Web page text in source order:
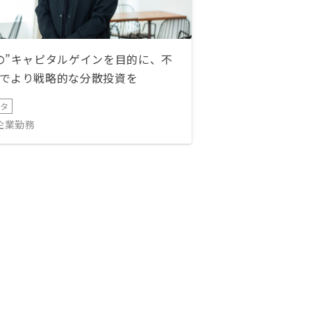
”キャピタルゲインを目的に、不
より戦略的な分散投資を
業勤務